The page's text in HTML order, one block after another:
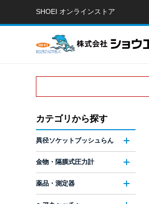
SHOEI オンラインストア
カテゴリから探す
異径ソケットブッシュらん
金物・隔膜式圧力計
薬品・測定器